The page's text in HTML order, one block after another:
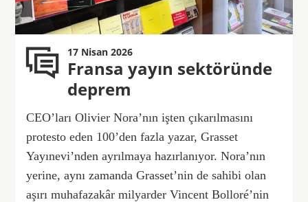
17 Nisan 2026
Fransa yayın sektöründe
deprem
CEO’ları Olivier Nora’nın işten çıkarılmasını
protesto eden 100’den fazla yazar, Grasset
Yayınevi’nden ayrılmaya hazırlanıyor. Nora’nın
yerine, aynı zamanda Grasset’nin de sahibi olan
aşırı muhafazakâr milyarder Vincent Bolloré’nin